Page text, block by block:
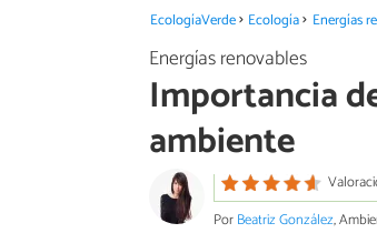
EcologíaVerde Ecología Energías
Energías renovables
Importancia
ambiente
PorBeatriz González,